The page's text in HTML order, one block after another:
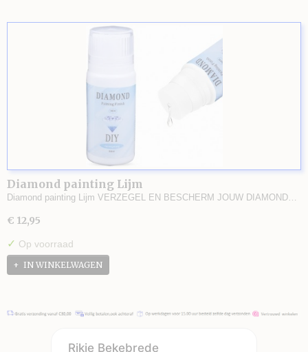
Diamond painting Lijm
Diamond painting Lijm VERZEGEL EN BESCHERM JOUW DIAMOND…
€ 12,95
✓ Op voorraad
IN WINKELWAGEN